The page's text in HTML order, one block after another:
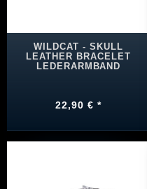
WILDCAT - SKULL
LEATHER BRACELET
LEDERARMBAND
22,90 € *